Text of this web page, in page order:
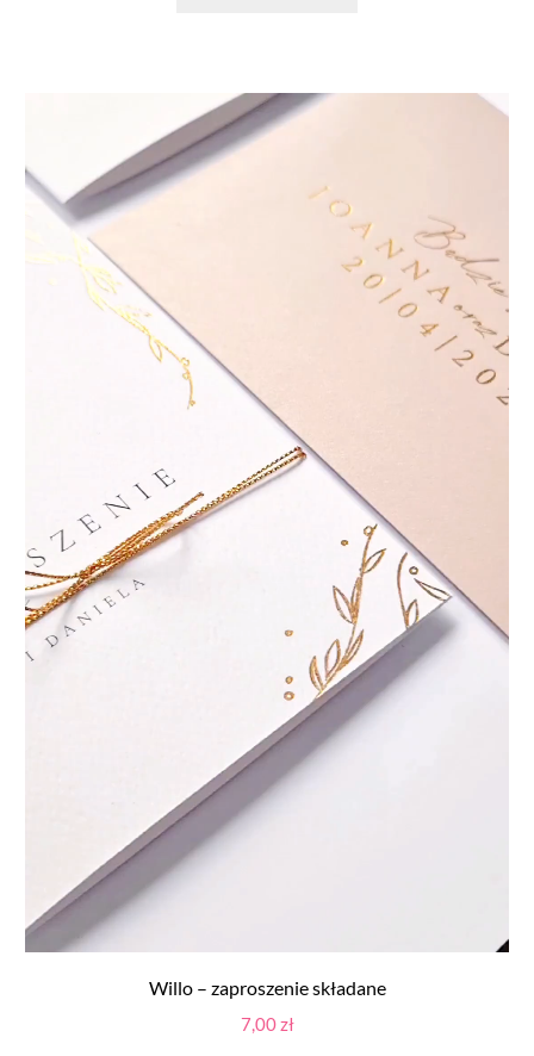
Willo – zaproszenie składane
7,00zł